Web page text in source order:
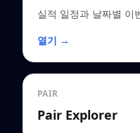
실적 일정과 날짜별 이
열기 →
PAIR
Pair Explorer